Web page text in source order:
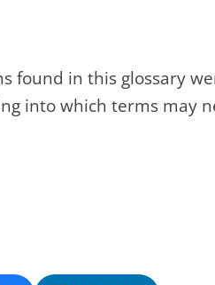
found in this glossary
into which terms may